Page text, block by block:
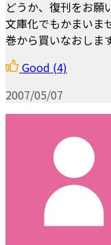
どうか、復刊をお願
文庫化でもかまいま
巻から買いなおしま
Good (4)
2007/05/07